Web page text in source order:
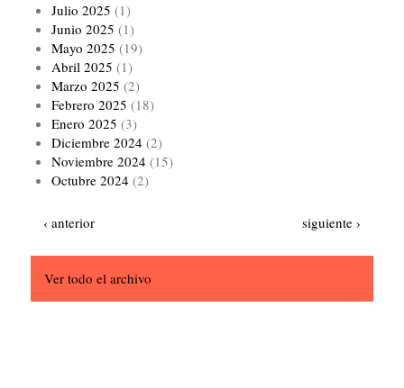
Julio 2025 (1)
Junio 2025 (1)
Mayo 2025 (19)
Abril 2025 (1)
Marzo 2025 (2)
Febrero 2025 (18)
Enero 2025 (3)
Diciembre 2024 (2)
Noviembre 2024 (15)
Octubre 2024 (2)
Paginación
Página
‹ anterior
Siguiente
siguiente ›
Ver todo el archivo